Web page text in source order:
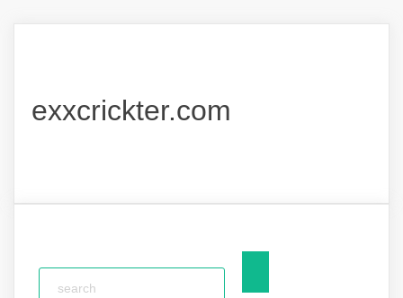
exxcrickter.com